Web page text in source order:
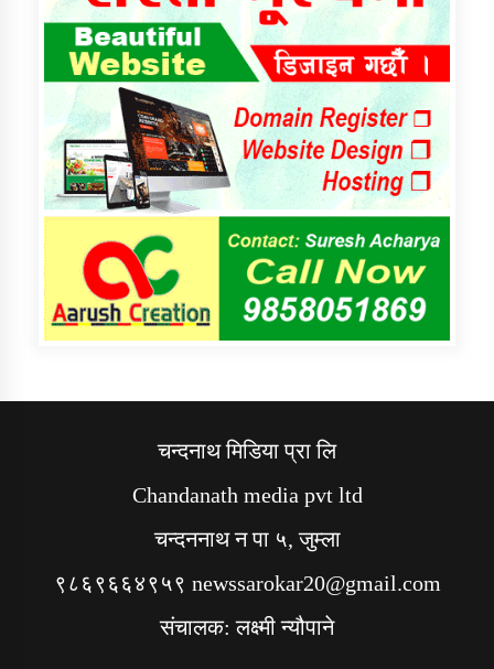
चन्दनाथ मिडिया प्रा लि
Chandanath media pvt ltd
चन्दननाथ न पा ५, जुम्ला
९८६९६६४९५९ newssarokar20@gmail.com
संचालक: लक्ष्मी न्यौपाने